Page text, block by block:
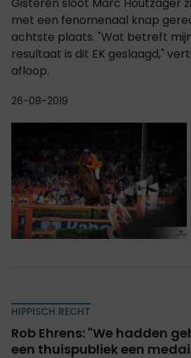
met een fenomenaal knap
achtste plaats. "Wat betreft
resultaat is dit EK geslaagd,"
afloop.
26-08-2019
HIPPISCH RECHT
Rob Ehrens: "We hadden
een thuispubliek een